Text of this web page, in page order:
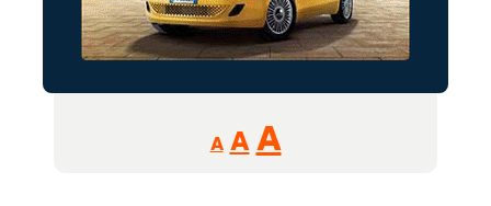
A
Reducir
tamaño
A Restablecer
AAumentar